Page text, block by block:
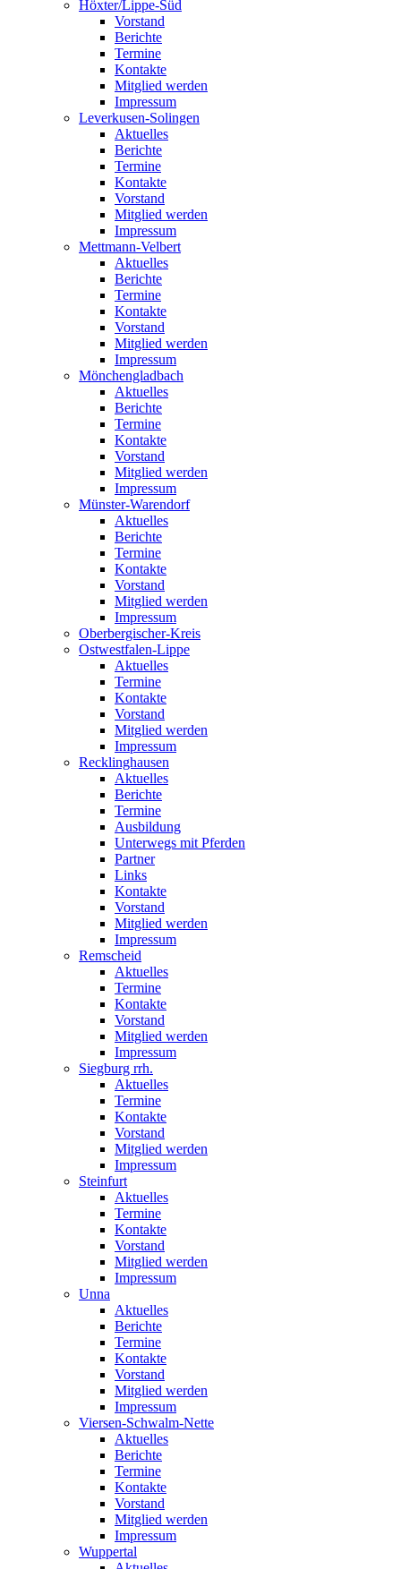
Höxter/Lippe-Süd
Vorstand
Berichte
Termine
Kontakte
Mitglied werden
Impressum
Leverkusen-Solingen
Aktuelles
Berichte
Termine
Kontakte
Vorstand
Mitglied werden
Impressum
Mettmann-Velbert
Aktuelles
Berichte
Termine
Kontakte
Vorstand
Mitglied werden
Impressum
Mönchengladbach
Aktuelles
Berichte
Termine
Kontakte
Vorstand
Mitglied werden
Impressum
Münster-Warendorf
Aktuelles
Berichte
Termine
Kontakte
Vorstand
Mitglied werden
Impressum
Oberbergischer-Kreis
Ostwestfalen-Lippe
Aktuelles
Termine
Kontakte
Vorstand
Mitglied werden
Impressum
Recklinghausen
Aktuelles
Berichte
Termine
Ausbildung
Unterwegs mit Pferden
Partner
Links
Kontakte
Vorstand
Mitglied werden
Impressum
Remscheid
Aktuelles
Termine
Kontakte
Vorstand
Mitglied werden
Impressum
Siegburg rrh.
Aktuelles
Termine
Kontakte
Vorstand
Mitglied werden
Impressum
Steinfurt
Aktuelles
Termine
Kontakte
Vorstand
Mitglied werden
Impressum
Unna
Aktuelles
Berichte
Termine
Kontakte
Vorstand
Mitglied werden
Impressum
Viersen-Schwalm-Nette
Aktuelles
Berichte
Termine
Kontakte
Vorstand
Mitglied werden
Impressum
Wuppertal